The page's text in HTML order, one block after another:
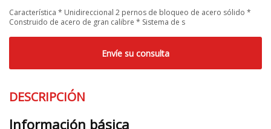
Característica * Unidireccional 2 pernos de bloqueo de acero sólido *
Construido de acero de gran calibre * Sistema de s
Envíe su consulta
DESCRIPCIÓN
Información básica